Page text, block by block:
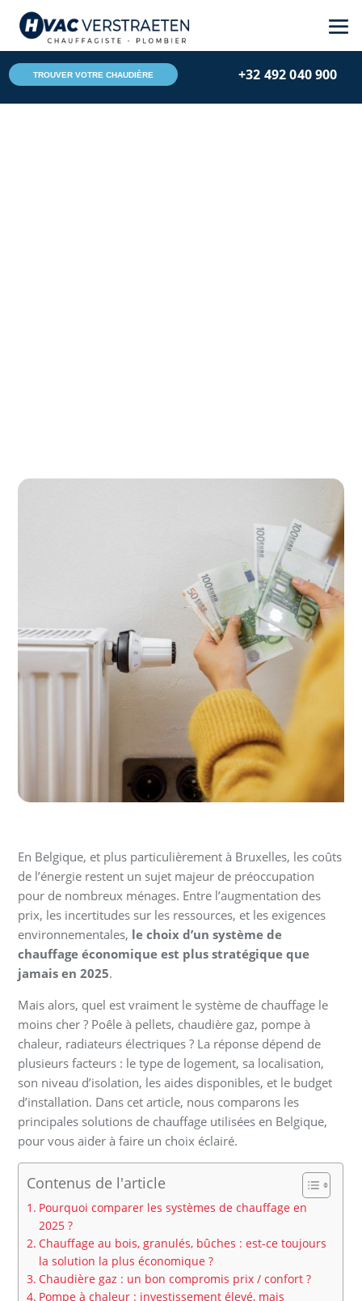
TROUVER VOTRE CHAUDIÈRE +32 492 040 900
En Belgique, et plus particulièrement à Bruxelles, les coûts
de l’énergie restent un sujet majeur de préoccupation
pour de nombreux ménages. Entre l’augmentation des
prix, les incertitudes sur les ressources, et les exigences
environnementales, le choix d’un système de
chauffage économique est plus stratégique que
jamais en 2025.
Mais alors, quel est vraiment le système de chauffage le
moins cher ? Poêle à pellets, chaudière gaz, pompe à
chaleur, radiateurs électriques ? La réponse dépend de
plusieurs facteurs : le type de logement, sa localisation,
son niveau d’isolation, les aides disponibles, et le budget
d’installation. Dans cet article, nous comparons les
principales solutions de chauffage utilisées en Belgique,
pour vous aider à faire un choix éclairé.
Contenus de l'article
Pourquoi comparer les systèmes de chauffage en
2025 ?
Chauffage au bois, granulés, bûches : est-ce toujours
la solution la plus économique ?
Chaudière gaz : un bon compromis prix / confort ?
Pompe à chaleur : investissement élevé, mais